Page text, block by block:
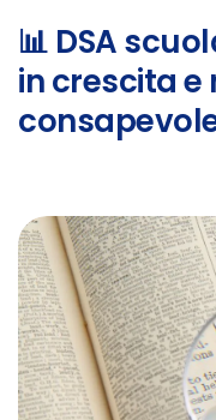
📊 DSA
in crescita e